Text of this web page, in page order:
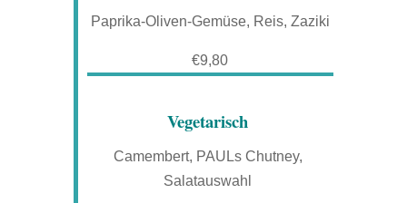
Paprika-Oliven-Gemüse, Reis, Zaziki
€9,80
Vegetarisch
Camembert, PAULs Chutney,
Salatauswahl